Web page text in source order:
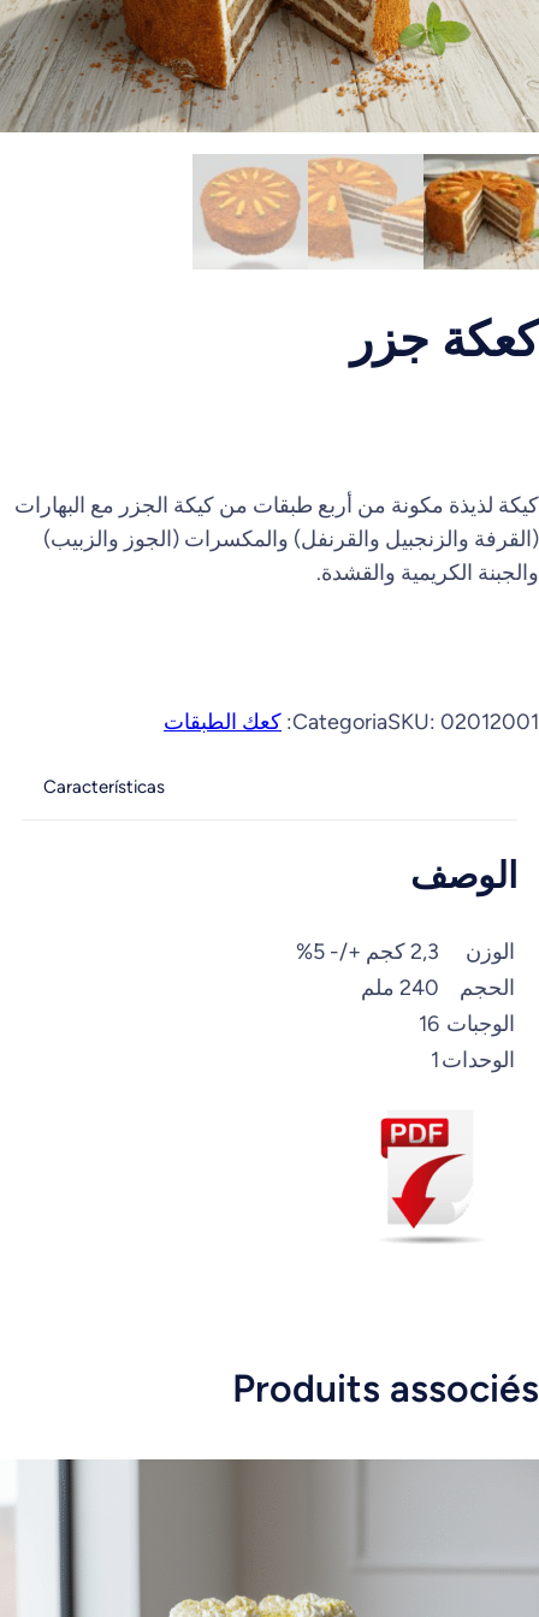
كعكة جزر
كيكة لذيذة مكونة من أربع طبقات من كيكة الجزر مع البهارات
(القرفة والزنجبيل والقرنفل) والمكسرات (الجوز والزبيب)
والجبنة الكريمية والقشدة.
SKU: 02012001
Categoria: كعك الطبقات
Características
الوصف
الوزن
2,3 كجم +/- 5%
الحجم
240 ملم
الوجبات 16
الوحدات1
Produits associés